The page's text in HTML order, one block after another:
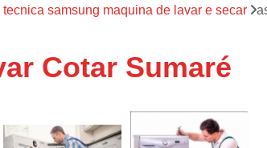
Assistencia Tecnica
Assistencia Tecnica Ar
Assistencia Tecnica
samsung maquina de lavar e secar
Cotar Sumaré